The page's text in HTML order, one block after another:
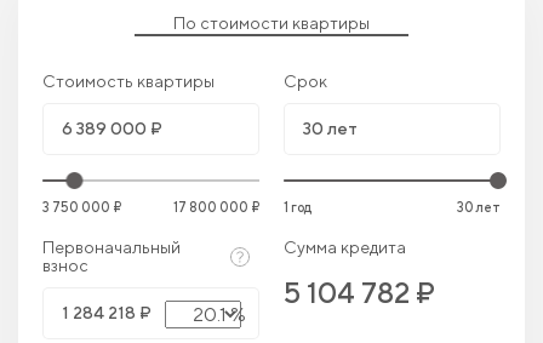
По стоимости квартиры
Стоимость квартиры
3 750 000 ₽ 17 800 000 ₽
Срок
1 год 30 лет
Первоначальный
взнос
20.1 %
Сумма кредита
5 104 782 ₽